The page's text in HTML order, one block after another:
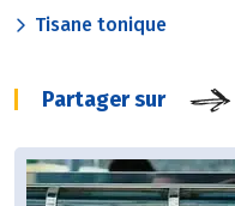
Tisane tonique
Partager sur